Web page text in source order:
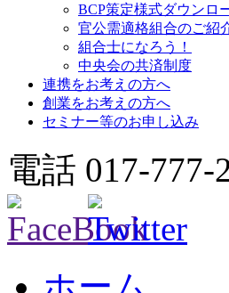
BCP策定様式ダウンロ
官公需適格組合のご紹
組合士になろう！
中央会の共済制度
連携をお考えの方へ
創業をお考えの方へ
セミナー等のお申し込み
電話 017-777-